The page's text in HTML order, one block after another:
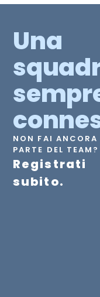
Una
NON FAI ANCORA
PARTE DEL TEAM?
Registrati
subito.